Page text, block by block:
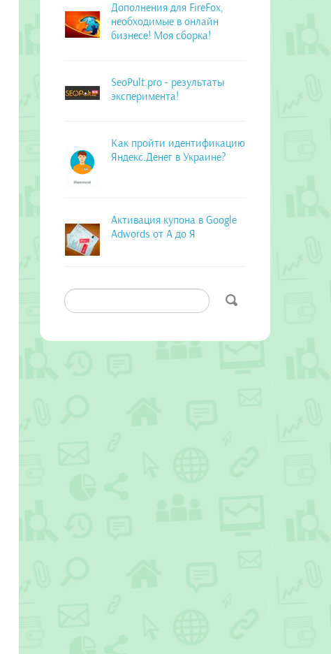
Дополнения для FireFox,
необходимые в онлайн
бизнесе! Моя сборка!
SeoPult.pro - результаты
эксперимента!
Как пройти идентификацию
Яндекс.Денег в Украине?
Активация купона в Google
Adwords от А до Я